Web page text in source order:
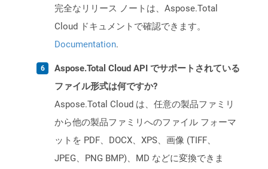
完全なリリース ノートは、Aspose.Total
Cloud ドキュメントで確認できます。
Documentation.
Aspose.Total Cloud API でサポートされている
ファイル形式は何ですか?
Aspose.Total Cloud は、任意の製品ファミリ
から他の製品ファミリへのファイル フォーマ
ットを PDF、DOCX、XPS、画像 (TIFF、
JPEG、PNG BMP)、MD などに変換できま